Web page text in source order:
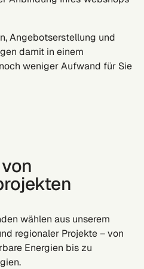
Angebotserstellung und
damit in einem
weniger Aufwand für Sie
wählen aus unserem
regionaler Projekte – von
Energien bis zu